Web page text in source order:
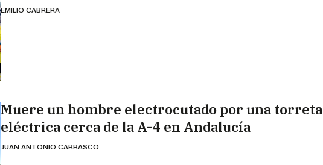
EMILIO CABRERA
Muere un hombre electrocutado por una torreta
eléctrica cerca de la A-4 en Andalucía
JUAN ANTONIO CARRASCO